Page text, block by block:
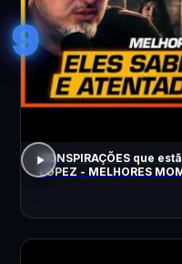
9
CONSPIRAÇÕES que
LOPEZ - MELHORES